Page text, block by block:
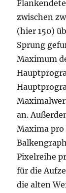
zwischen
(hier 150)
Sprung
Maximum
an.
Maxima
Pixelreihe
für die
die alten